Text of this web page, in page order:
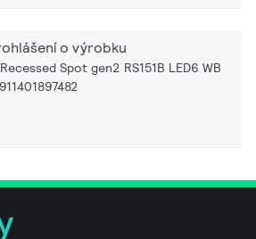
o výrobku
Spot gen2 RS151B LED6 WB